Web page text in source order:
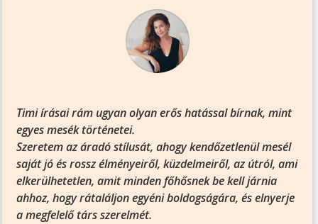
Timi írásai rám ugyan olyan erős hatással bírnak, mint
egyes mesék történetei.
Szeretem az áradó stílusát, ahogy kendőzetlenül mesél
saját jó és rossz élményeiről, küzdelmeiről, az útról, ami
elkerülhetetlen, amit minden főhősnek be kell járnia
ahhoz, hogy rátaláljon egyéni boldogságára, és elnyerje
a megfelelő társ szerelmét.